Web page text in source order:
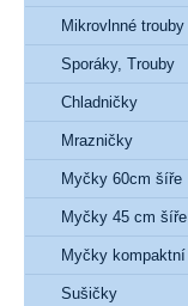
Mikrovlnné trouby
Sporáky, Trouby
Chladničky
Mrazničky
Myčky 60cm šíře
Myčky 45 cm šíře
Myčky kompaktní
Sušičky